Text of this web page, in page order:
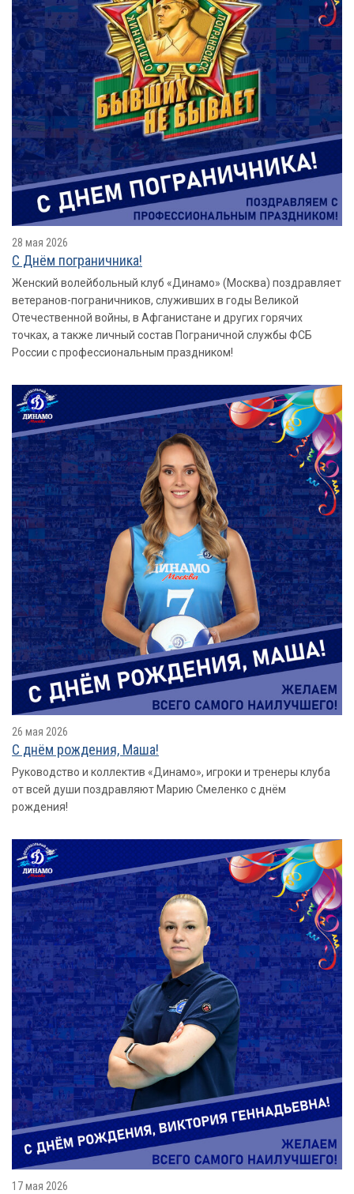
28 мая 2026
​​​​​​​С Днём пограничника!
Женский волейбольный клуб «Динамо» (Москва) поздравляет
ветеранов-пограничников, служивших в годы Великой
Отечественной войны, в Афганистане и других горячих
точках, а также личный состав Пограничной службы ФСБ
России с профессиональным праздником!
26 мая 2026
С днём рождения, Маша!
Руководство и коллектив «Динамо», игроки и тренеры клуба
от всей души поздравляют Марию Смеленко с днём
рождения!
17 мая 2026